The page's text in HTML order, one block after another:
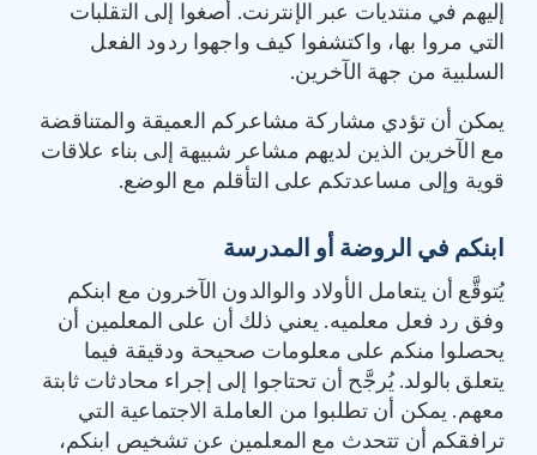
إليهم في منتديات عبر الإنترنت. أصغوا إلى التقلبات
التي مروا بها، واكتشفوا كيف واجهوا ردود الفعل
السلبية من جهة الآخرين.
يمكن أن تؤدي مشاركة مشاعركم العميقة والمتناقضة
مع الآخرين الذين لديهم مشاعر شبيهة إلى بناء علاقات
قوية وإلى مساعدتكم على التأقلم مع الوضع.
ابنكم في الروضة أو المدرسة
يُتوقَّع أن يتعامل الأولاد والوالدون الآخرون مع ابنكم
وفق رد فعل معلميه. يعني ذلك أن على المعلمين أن
يحصلوا منكم على معلومات صحيحة ودقيقة فيما
يتعلق بالولد. يُرجَّح أن تحتاجوا إلى إجراء محادثات ثابتة
معهم. يمكن أن تطلبوا من العاملة الاجتماعية التي
ترافقكم أن تتحدث مع المعلمين عن تشخيص ابنكم،